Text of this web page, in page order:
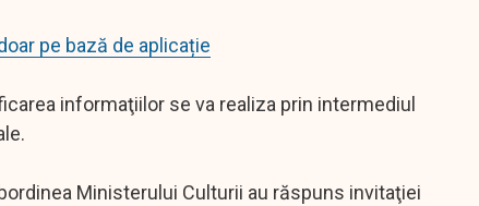
pe bază de aplicație
informaţiilor se va realiza prin intermediul
Ministerului Culturii au răspuns invitaţiei